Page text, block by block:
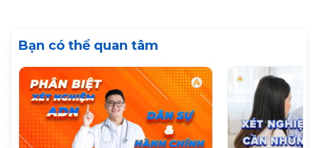
Bạn có thể quan tâm